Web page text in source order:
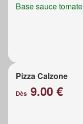
Base sauce
Pizza Calzone
Dès 9.00 €